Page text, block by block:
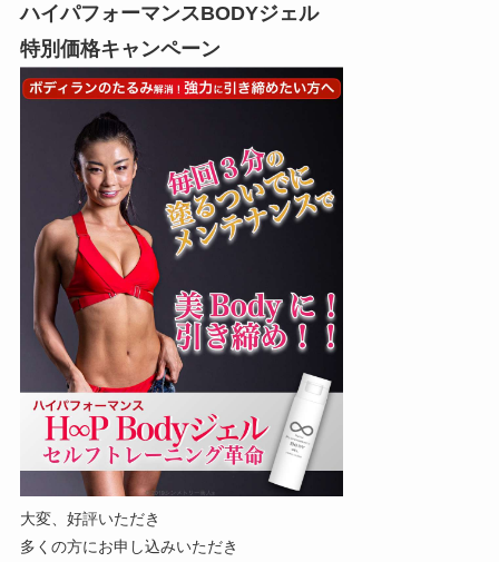
ハイパフォーマンスBODYジェル
特別価格キャンペーン
大変、好評いただき
多くの方にお申し込みいただき